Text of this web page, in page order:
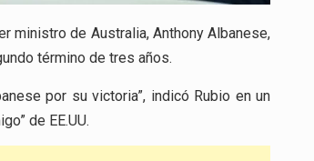
ministro de Australia, Anthony Albanese,
término de tres años.
por su victoria”, indicó Rubio en un
de EE.UU.